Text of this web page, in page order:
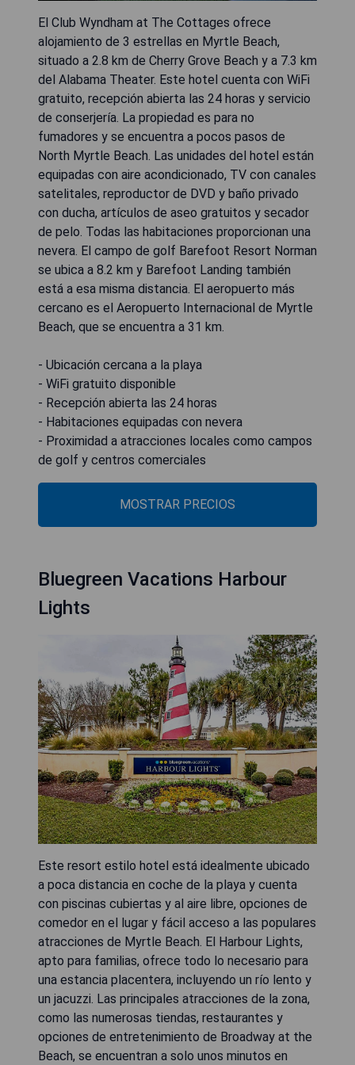
El Club Wyndham at The Cottages ofrece
alojamiento de 3 estrellas en Myrtle Beach,
situado a 2.8 km de Cherry Grove Beach y a 7.3 km
del Alabama Theater. Este hotel cuenta con WiFi
gratuito, recepción abierta las 24 horas y servicio
de conserjería. La propiedad es para no
fumadores y se encuentra a pocos pasos de
North Myrtle Beach. Las unidades del hotel están
equipadas con aire acondicionado, TV con canales
satelitales, reproductor de DVD y baño privado
con ducha, artículos de aseo gratuitos y secador
de pelo. Todas las habitaciones proporcionan una
nevera. El campo de golf Barefoot Resort Norman
se ubica a 8.2 km y Barefoot Landing también
está a esa misma distancia. El aeropuerto más
cercano es el Aeropuerto Internacional de Myrtle
Beach, que se encuentra a 31 km.
- Ubicación cercana a la playa
- WiFi gratuito disponible
- Recepción abierta las 24 horas
- Habitaciones equipadas con nevera
- Proximidad a atracciones locales como campos
de golf y centros comerciales
MOSTRAR PRECIOS
Bluegreen Vacations Harbour
Lights
Este resort estilo hotel está idealmente ubicado
a poca distancia en coche de la playa y cuenta
con piscinas cubiertas y al aire libre, opciones de
comedor en el lugar y fácil acceso a las populares
atracciones de Myrtle Beach. El Harbour Lights,
apto para familias, ofrece todo lo necesario para
una estancia placentera, incluyendo un río lento y
un jacuzzi. Las principales atracciones de la zona,
como las numerosas tiendas, restaurantes y
opciones de entretenimiento de Broadway at the
Beach, se encuentran a solo unos minutos en